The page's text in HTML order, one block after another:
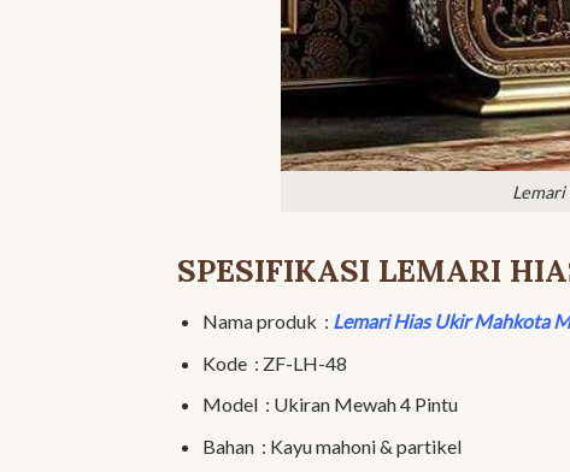
SPESIFIKASI LEMARI
Nama produk : Lemari Hias Ukir Mahkota
Kode : ZF-LH-48
Model : Ukiran Mewah 4 Pintu
Bahan : Kayu mahoni & partikel